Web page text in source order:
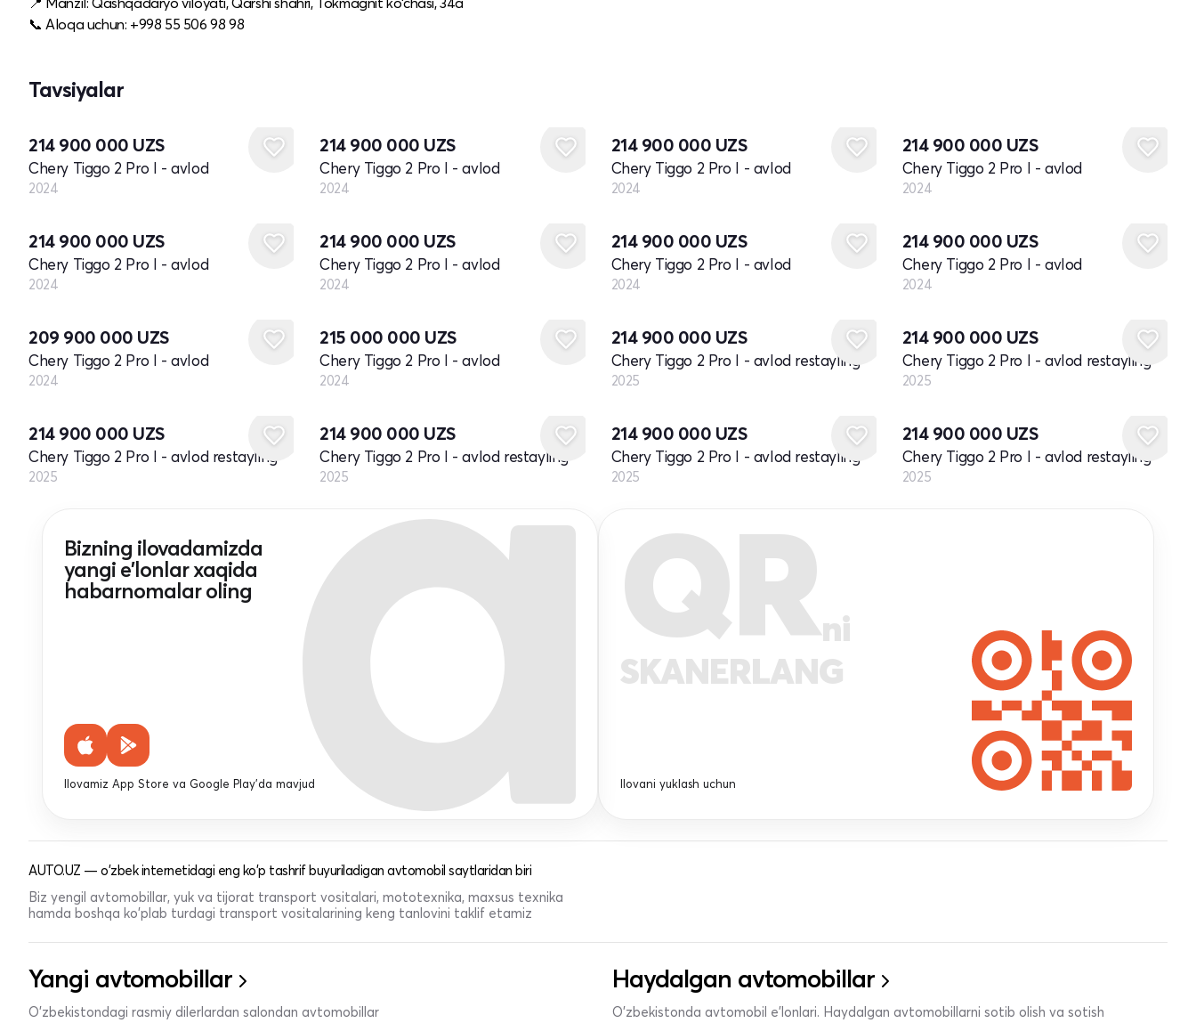
📞 Aloqa uchun: +998 55 506 98 98
Tavsiyalar
214 900 000 UZS
Chery Tiggo 2 Pro I - avlod
2024
214 900 000 UZS
Chery Tiggo 2 Pro I - avlod
2024
214 900 000 UZS
Chery Tiggo 2 Pro I - avlod
2024
214 900 000 UZS
Chery Tiggo 2 Pro I - avlod
2024
214 900 000 UZS
Chery Tiggo 2 Pro I - avlod
2024
214 900 000 UZS
Chery Tiggo 2 Pro I - avlod
2024
214 900 000 UZS
Chery Tiggo 2 Pro I - avlod
2024
214 900 000 UZS
Chery Tiggo 2 Pro I - avlod
2024
209 900 000 UZS
Chery Tiggo 2 Pro I - avlod
2024
215 000 000 UZS
Chery Tiggo 2 Pro I - avlod
2024
214 900 000 UZS
Chery Tiggo 2 Pro I - avlod restayling
2025
214 900 000 UZS
Chery Tiggo 2 Pro I - avlod restayling
2025
214 900 000 UZS
Chery Tiggo 2 Pro I - avlod restayling
2025
214 900 000 UZS
Chery Tiggo 2 Pro I - avlod restayling
2025
214 900 000 UZS
Chery Tiggo 2 Pro I - avlod restayling
2025
214 900 000 UZS
Chery Tiggo 2 Pro I - avlod restayling
2025
Bizning ilovadamizda
yangi e'lonlar xaqida
habarnomalar oling
Ilovamiz App Store va Google Play'da mavjud
QRni
SKANERLANG
Ilovani yuklash uchun
AUTO.UZ — o'zbek internetidagi eng ko'p tashrif buyuriladigan avtomobil saytlaridan biri
Biz yengil avtomobillar, yuk va tijorat transport vositalari, mototexnika, maxsus texnika
hamda boshqa ko'plab turdagi transport vositalarining keng tanlovini taklif etamiz
Yangi avtomobillar
O'zbekistondagi rasmiy dilerlardan salondan avtomobillar
Haydalgan avtomobillar
O'zbekistonda avtomobil e’lonlari. Haydalgan avtomobillarni sotib olish va sotish